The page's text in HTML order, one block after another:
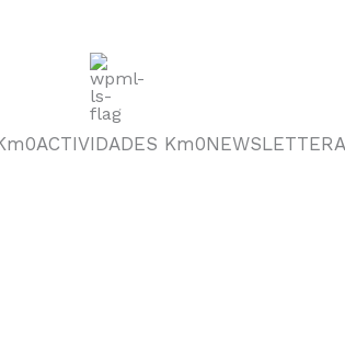
ACTIVIDADES Km0NEWSLETTER